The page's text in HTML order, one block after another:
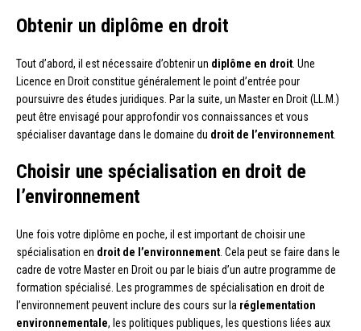
Obtenir un diplôme en droit
Tout d’abord, il est nécessaire d’obtenir un diplôme en droit. Une
Licence en Droit constitue généralement le point d’entrée pour
poursuivre des études juridiques. Par la suite, un Master en Droit (LL.M.)
peut être envisagé pour approfondir vos connaissances et vous
spécialiser davantage dans le domaine du droit de l’environnement.
Choisir une spécialisation en droit de
l’environnement
Une fois votre diplôme en poche, il est important de choisir une
spécialisation en droit de l’environnement. Cela peut se faire dans le
cadre de votre Master en Droit ou par le biais d’un autre programme de
formation spécialisé. Les programmes de spécialisation en droit de
l’environnement peuvent inclure des cours sur la réglementation
environnementale, les politiques publiques, les questions liées aux